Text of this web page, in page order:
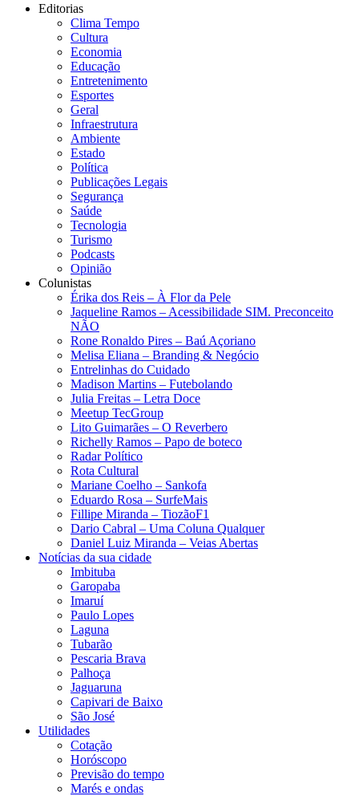
Editorias
Clima Tempo
Cultura
Economia
Educação
Entretenimento
Esportes
Geral
Infraestrutura
Ambiente
Estado
Política
Publicações Legais
Segurança
Saúde
Tecnologia
Turismo
Podcasts
Opinião
Colunistas
Érika dos Reis​ – À Flor da Pele
Jaqueline Ramos – Acessibilidade SIM. Preconceito
NÃO
Rone Ronaldo Pires – Baú Açoriano
Melisa Eliana – Branding & Negócio
Entrelinhas do Cuidado
Madison Martins – Futebolando
Julia Freitas​ – Letra Doce
Meetup TecGroup
Lito Guimarães – O Reverbero
Richelly Ramos​ – Papo de boteco
Radar Político
Rota Cultural
Mariane Coelho – Sankofa
Eduardo Rosa​ – SurfeMais
Fillipe Miranda – TiozãoF1
Dario Cabral – Uma Coluna Qualquer
Daniel Luiz Miranda – Veias Abertas
Notícias da sua cidade
Imbituba
Garopaba
Imaruí
Paulo Lopes
Laguna
Tubarão
Pescaria Brava
Palhoça
Jaguaruna
Capivari de Baixo
São José
Utilidades
Cotação
Horóscopo
Previsão do tempo
Marés e ondas